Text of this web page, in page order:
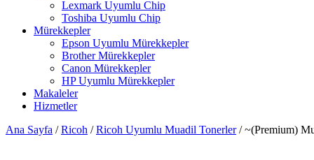
Lexmark Uyumlu Chip
Toshiba Uyumlu Chip
Mürekkepler
Epson Uyumlu Mürekkepler
Brother Mürekkepler
Canon Mürekkepler
HP Uyumlu Mürekkepler
Makaleler
Hizmetler
Ana Sayfa /Ricoh /Ricoh Uyumlu Muadil Tonerler/ ~(Premium)